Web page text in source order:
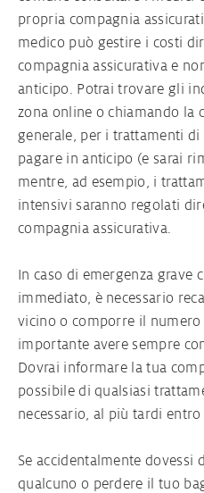
propria compagnia
medico può gestire i costi
compagnia assicurativa e
anticipo. Potrai trovare gli
zona online o chiamando la
generale, per i trattamenti
pagare in anticipo (e sarai
mentre, ad esempio, i
intensivi saranno regolati
compagnia assicurativa.
In caso di emergenza grave
immediato, è necessario
vicino o comporre il numero
importante avere sempre
Dovrai informare la tua
possibile di qualsiasi
necessario, al più tardi entro
Se accidentalmente dovessi
qualcuno o perdere il tuo